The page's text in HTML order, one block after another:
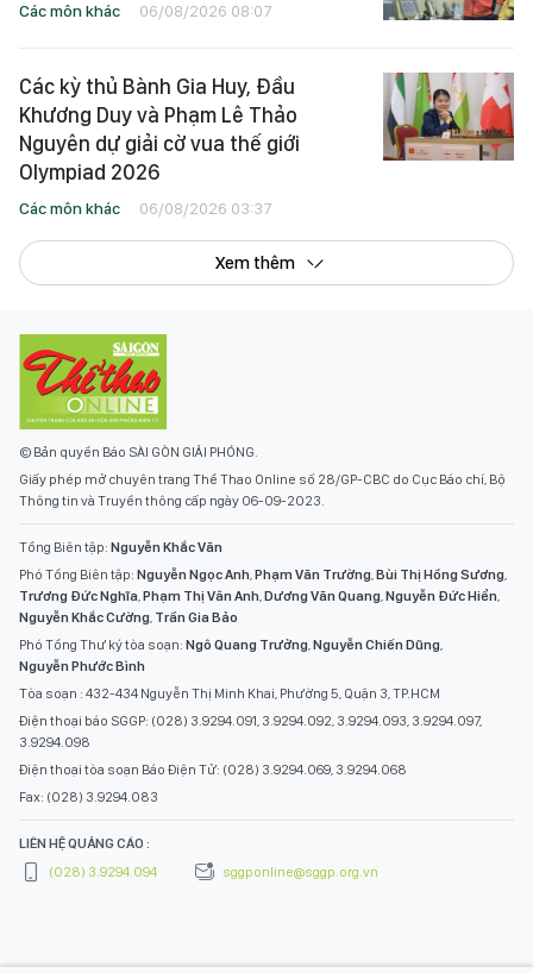
Các môn khác 06/08/2026 08:07
Các kỳ thủ Bành Gia Huy, Đầu
Khương Duy và Phạm Lê Thảo
Nguyên dự giải cờ vua thế giới
Olympiad 2026
Các môn khác 06/08/2026 03:37
Xem thêm
© Bản quyền Báo SÀI GÒN GIẢI PHÓNG.
Giấy phép mở chuyên trang Thể Thao Online số 28/GP-CBC do Cục Báo chí, Bộ
Thông tin và Truyền thông cấp ngày 06-09-2023.
Tổng Biên tập: Nguyễn Khắc Văn
Phó Tổng Biên tập: Nguyễn Ngọc Anh,Phạm Văn Trường,Bùi Thị Hồng Sương,
Trương Đức Nghĩa,Phạm Thị Vân Anh,Dương Văn Quang,Nguyễn Đức Hiển,
Nguyễn Khắc Cường, Trần Gia Bảo
Phó Tổng Thư ký tòa soạn: Ngô Quang Trưởng,Nguyễn Chiến Dũng,
Nguyễn Phước Bình
Tòa soạn : 432-434 Nguyễn Thị Minh Khai, Phường 5, Quận 3, TP.HCM
Điện thoại báo SGGP: (028) 3.9294.091, 3.9294.092, 3.9294.093, 3.9294.097,
3.9294.098
Điện thoại tòa soạn Báo Điện Tử: (028) 3.9294.069, 3.9294.068
Fax: (028) 3.9294.083
LIÊN HỆ QUẢNG CÁO :
(028) 3.9294.094
sggponline@sggp.org.vn